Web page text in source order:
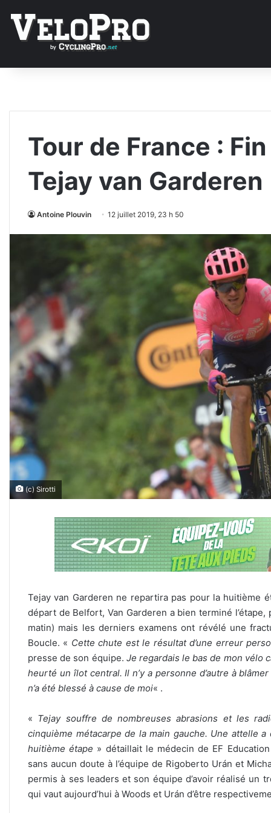
Tour de France :
Tejay van Garderen
Antoine Plouvin 12 juillet 2019, 23 h 50
(c) Sirotti
Tejay van Garderen ne repartira pas pour la huitième
départ de Belfort, Van Garderen a bien terminé
matin) mais les derniers examens ont révélé une
Boucle. « Cette chute est le résultat d’une erreur
presse de son équipe. Je regardais le bas de mon vélo
heurté un îlot central. Il n’y a personne d’autre à
n’a été blessé à cause de moi« .
« Tejay souffre de nombreuses abrasions et les
cinquième métacarpe de la main gauche. Une attelle
huitième étape » détaillait le médecin de EF
sans aucun doute à l’équipe de Rigoberto Urán et
permis à ses leaders et son équipe d’avoir réalisé un
qui vaut aujourd’hui à Woods et Urán d’être